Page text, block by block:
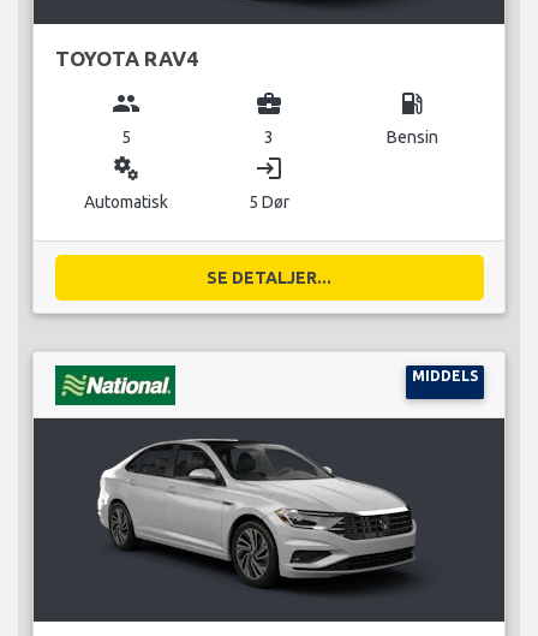
TOYOTA RAV4
group
5
business_center
3
local_gas_station
Bensin
miscellaneous_services
Automatisk
login
5 Dør
SE DETALJER...
MIDDELS